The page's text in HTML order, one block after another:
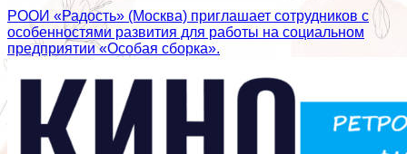
РООИ «Радость» (Москва) приглашает сотрудников с
особенностями развития для работы на социальном
предприятии «Особая сборка».